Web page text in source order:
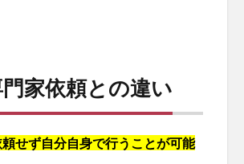
家依頼との違い
せず自分自身で行うことが可能